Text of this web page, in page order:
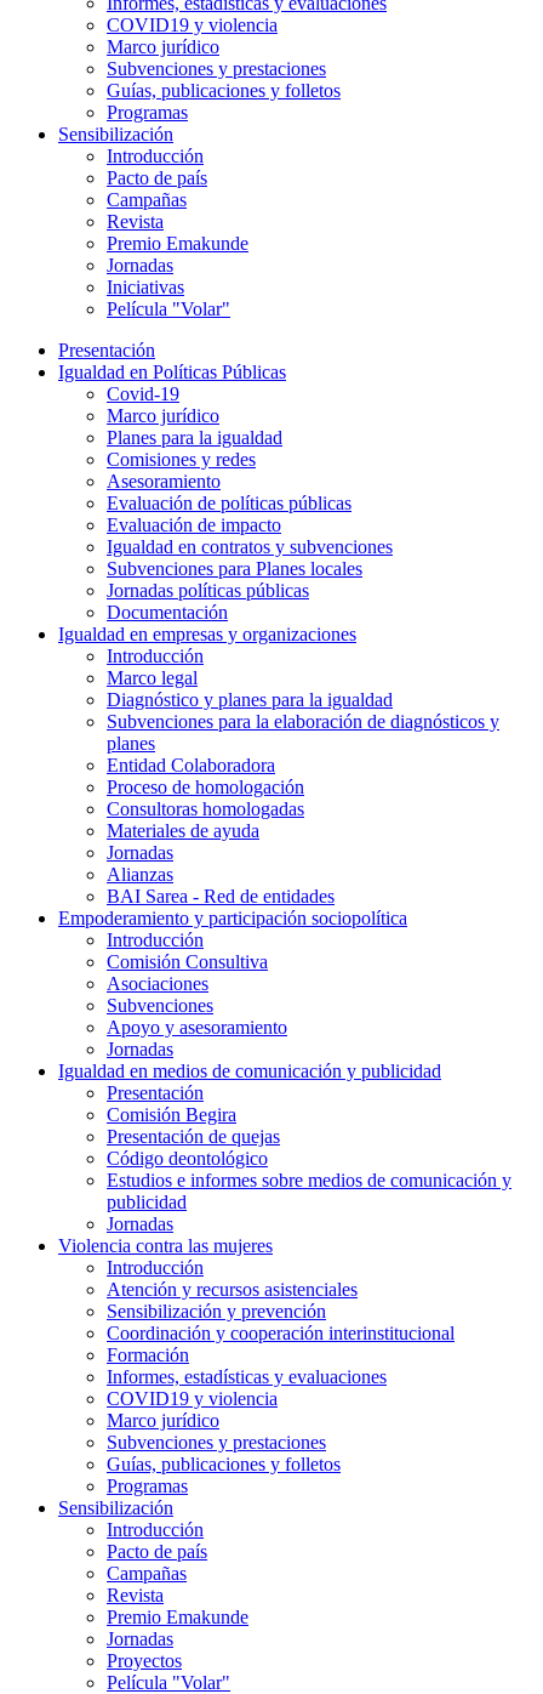
COVID19 y violencia
Marco jurídico
Subvenciones y prestaciones
Guías, publicaciones y folletos
Programas
Sensibilización
Introducción
Pacto de país
Campañas
Revista
Premio Emakunde
Jornadas
Iniciativas
Película "Volar"
Presentación
Igualdad en Políticas Públicas
Covid-19
Marco jurídico
Planes para la igualdad
Comisiones y redes
Asesoramiento
Evaluación de políticas públicas
Evaluación de impacto
Igualdad en contratos y subvenciones
Subvenciones para Planes locales
Jornadas políticas públicas
Documentación
Igualdad en empresas y organizaciones
Introducción
Marco legal
Diagnóstico y planes para la igualdad
Subvenciones para la elaboración de diagnósticos y
planes
Entidad Colaboradora
Proceso de homologación
Consultoras homologadas
Materiales de ayuda
Jornadas
Alianzas
BAI Sarea - Red de entidades
Empoderamiento y participación sociopolítica
Introducción
Comisión Consultiva
Asociaciones
Subvenciones
Apoyo y asesoramiento
Jornadas
Igualdad en medios de comunicación y publicidad
Presentación
Comisión Begira
Presentación de quejas
Código deontológico
Estudios e informes sobre medios de comunicación y
publicidad
Jornadas
Violencia contra las mujeres
Introducción
Atención y recursos asistenciales
Sensibilización y prevención
Coordinación y cooperación interinstitucional
Formación
Informes, estadísticas y evaluaciones
COVID19 y violencia
Marco jurídico
Subvenciones y prestaciones
Guías, publicaciones y folletos
Programas
Sensibilización
Introducción
Pacto de país
Campañas
Revista
Premio Emakunde
Jornadas
Proyectos
Película "Volar"